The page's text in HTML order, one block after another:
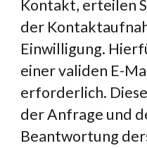
Kontakt, erteilen
der
Einwilligung.
einer validen E-
erforderlich.
der Anfrage und
Beantwortung